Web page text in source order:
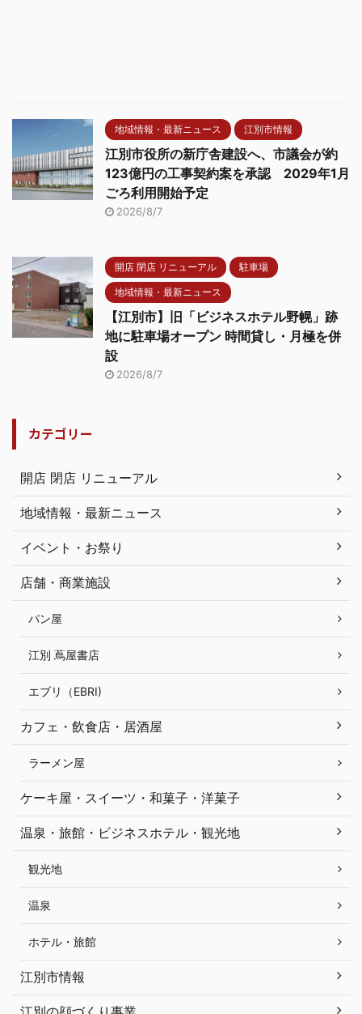
地域情報・最新ニュース 江別市情報
江別市役所の新庁舎建設へ、市議会が約
123億円の工事契約案を承認 2029年1月
ごろ利用開始予定
2026/8/7
開店 閉店 リニューアル 駐車場
地域情報・最新ニュース
【江別市】旧「ビジネスホテル野幌」跡
地に駐車場オープン 時間貸し・月極を併
設
2026/8/7
カテゴリー
開店 閉店 リニューアル
地域情報・最新ニュース
イベント・お祭り
店舗・商業施設
パン屋
江別 蔦屋書店
エブリ（EBRI)
カフェ・飲食店・居酒屋
ラーメン屋
ケーキ屋・スイーツ・和菓子・洋菓子
温泉・旅館・ビジネスホテル・観光地
観光地
温泉
ホテル・旅館
江別市情報